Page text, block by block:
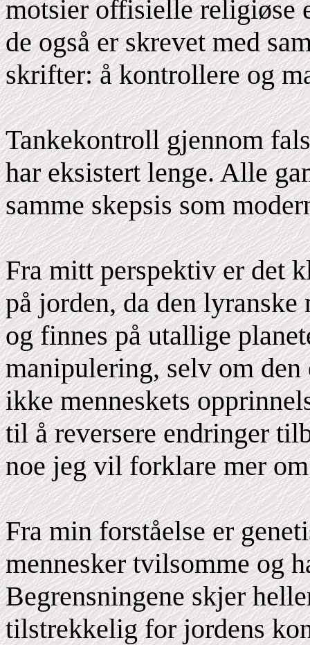
motsier offisielle religiøse
de også er skrevet med
skrifter: å kontrollere og
Tankekontroll gjennom
har eksistert lenge. Alle
samme skepsis som
Fra mitt perspektiv er det
på jorden, da den
og finnes på utallige
manipulering, selv om
ikke menneskets
til å reversere endringer
noe jeg vil forklare mer
Fra min forståelse er
mennesker tvilsomme og
Begrensningene skjer
tilstrekkelig for jordens